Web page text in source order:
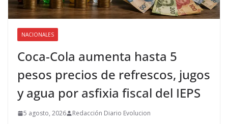
NACIONALES
Coca-Cola aumenta hasta 5
pesos precios de refrescos, jugos
y agua por asfixia fiscal del IEPS
5 agosto, 2026 Redacción Diario Evolucion